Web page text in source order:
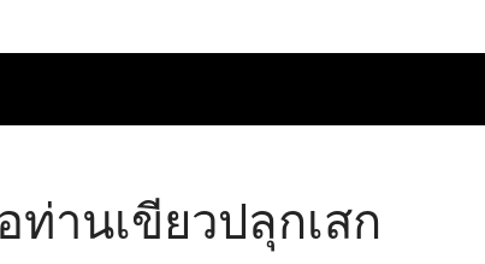
ท่านเขียวปลุกเสก